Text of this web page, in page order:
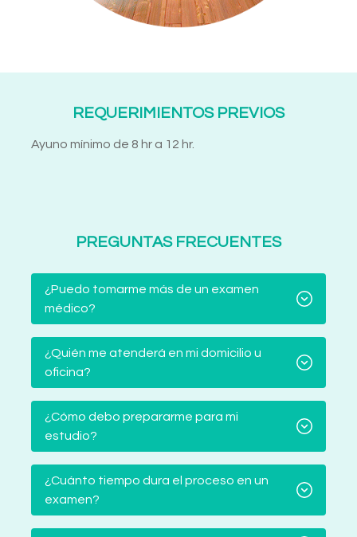
REQUERIMIENTOS PREVIOS
Ayuno mínimo de 8 hr a 12 hr.
PREGUNTAS FRECUENTES
¿Puedo tomarme más de un examen
médico?
¿Quién me atenderá en mi domicilio u
oficina?
¿Cómo debo prepararme para mi
estudio?
¿Cuánto tiempo dura el proceso en un
examen?